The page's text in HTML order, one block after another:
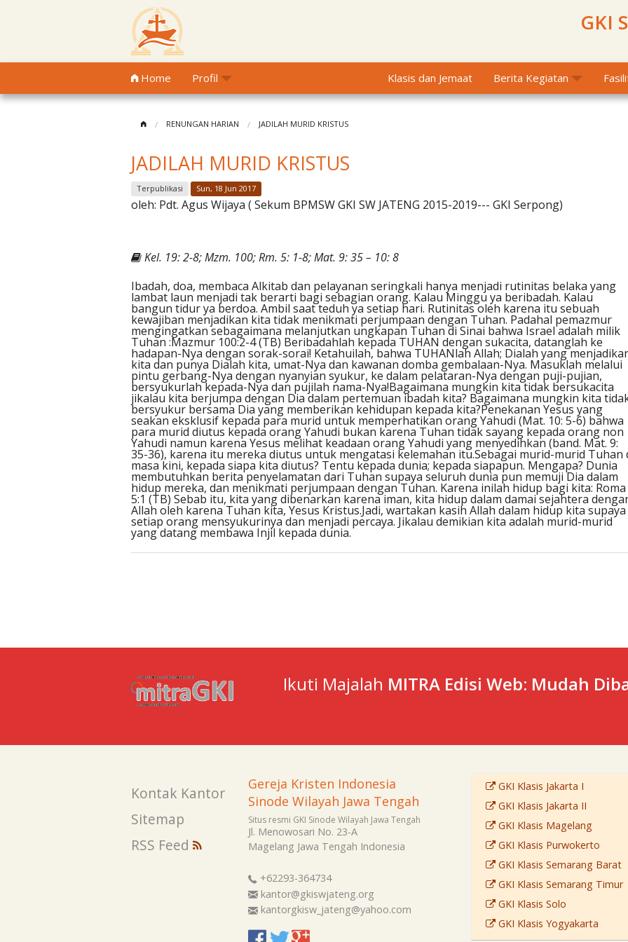
GKI
Home Profil Klasis dan Jemaat Berita Kegiatan
RENUNGAN HARIAN JADILAH MURID KRISTUS
JADILAH MURID KRISTUS
Terpublikasi Sun, 18 Jun 2017
oleh: Pdt. Agus Wijaya ( Sekum BPMSW GKI SW JATENG 2015-2019--- GKI Serpong)
Kel. 19: 2-8; Mzm. 100; Rm. 5: 1-8; Mat. 9: 35 – 10: 8
Ibadah, doa, membaca Alkitab dan pelayanan seringkali hanya menjadi rutinitas belaka yang
lambat laun menjadi tak berarti bagi sebagian orang. Kalau Minggu ya beribadah. Kalau
bangun tidur ya berdoa. Ambil saat teduh ya setiap hari. Rutinitas oleh karena itu sebuah
kewajiban menjadikan kita tidak menikmati perjumpaan dengan Tuhan. Padahal pemazmur
mengingatkan sebagaimana melanjutkan ungkapan Tuhan di Sinai bahwa Israel adalah milik
Tuhan :Mazmur 100:2-4 (TB) Beribadahlah kepada TUHAN dengan sukacita, datanglah ke
hadapan-Nya dengan sorak-sorai! Ketahuilah, bahwa TUHANlah Allah; Dialah yang
kita dan punya Dialah kita, umat-Nya dan kawanan domba gembalaan-Nya. Masuklah melalui
pintu gerbang-Nya dengan nyanyian syukur, ke dalam pelataran-Nya dengan puji-pujian,
bersyukurlah kepada-Nya dan pujilah nama-Nya!Bagaimana mungkin kita tidak bersukacita
jikalau kita berjumpa dengan Dia dalam pertemuan ibadah kita? Bagaimana mungkin kita
bersyukur bersama Dia yang memberikan kehidupan kepada kita?Penekanan Yesus yang
seakan eksklusif kepada para murid untuk memperhatikan orang Yahudi (Mat. 10: 5-6) bahwa
para murid diutus kepada orang Yahudi bukan karena Tuhan tidak sayang kepada orang non
Yahudi namun karena Yesus melihat keadaan orang Yahudi yang menyedihkan (band. Mat. 9:
35-36), karena itu mereka diutus untuk mengatasi kelemahan itu.Sebagai murid-murid Tuhan
masa kini, kepada siapa kita diutus? Tentu kepada dunia; kepada siapapun. Mengapa? Dunia
membutuhkan berita penyelamatan dari Tuhan supaya seluruh dunia pun memuji Dia dalam
hidup mereka, dan menikmati perjumpaan dengan Tuhan. Karena inilah hidup bagi kita: Roma
5:1 (TB) Sebab itu, kita yang dibenarkan karena iman, kita hidup dalam damai sejahtera
Allah oleh karena Tuhan kita, Yesus Kristus.Jadi, wartakan kasih Allah dalam hidup kita supaya
setiap orang mensyukurinya dan menjadi percaya. Jikalau demikian kita adalah murid-murid
yang datang membawa Injil kepada dunia.
Ikuti Majalah MITRA Edisi Web: Mudah
Kontak Kantor
Sitemap
RSS Feed
Gereja Kristen Indonesia
Sinode Wilayah Jawa Tengah
Situs resmi GKI Sinode Wilayah Jawa Tengah
Jl. Menowosari No. 23-A
Magelang Jawa Tengah Indonesia
+62293-364734
kantor@gkiswjateng.org
kantorgkisw_jateng@yahoo.com
GKI Klasis Jakarta I
GKI Klasis Jakarta II
GKI Klasis Magelang
GKI Klasis Purwokerto
GKI Klasis Semarang Barat
GKI Klasis Semarang Timur
GKI Klasis Solo
GKI Klasis Yogyakarta